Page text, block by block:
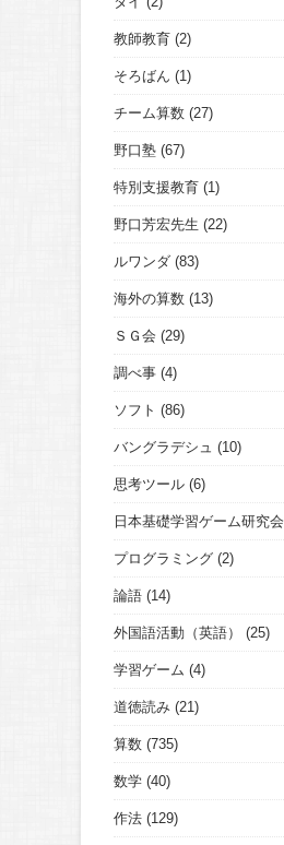
教師教育 (2)
そろばん (1)
チーム算数 (27)
野口塾 (67)
特別支援教育 (1)
野口芳宏先生 (22)
ルワンダ (83)
海外の算数 (13)
ＳＧ会 (29)
調べ事 (4)
ソフト (86)
バングラデシュ (10)
思考ツール (6)
日本基礎学習ゲーム研究会
プログラミング (2)
論語 (14)
外国語活動（英語） (25)
学習ゲーム (4)
道徳読み (21)
算数 (735)
数学 (40)
作法 (129)